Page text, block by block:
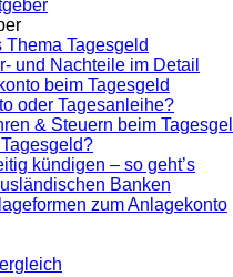
Thema Tagesgeld
und Nachteile im Detail
beim Tagesgeld
oder Tagesanleihe?
& Steuern beim
kündigen – so geht’s
Banken
zum Anlagekonto